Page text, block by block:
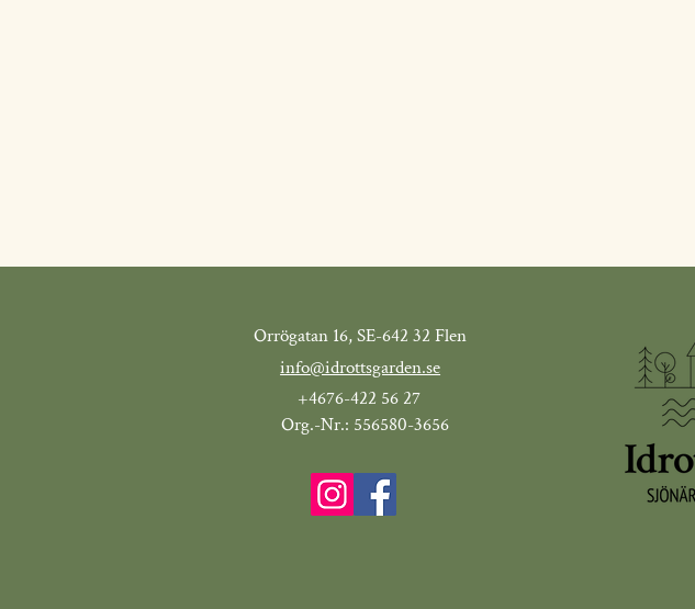
Orrögatan 16, SE-642 32 Flen
info@idrottsgarden.se
+4676-422 56 27
Org.-Nr.: 556580-3656